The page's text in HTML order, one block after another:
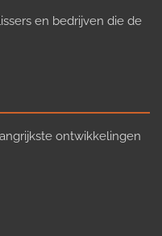
en bedrijven die de
ontwikkelingen